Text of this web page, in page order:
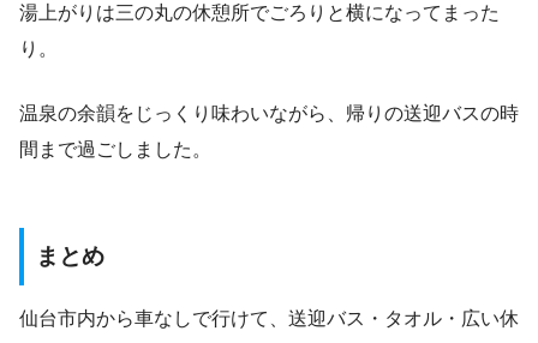
湯上がりは三の丸の休憩所でごろりと横になってまった
り。
温泉の余韻をじっくり味わいながら、帰りの送迎バスの時
間まで過ごしました。
まとめ
仙台市内から車なしで行けて、送迎バス・タオル・広い休